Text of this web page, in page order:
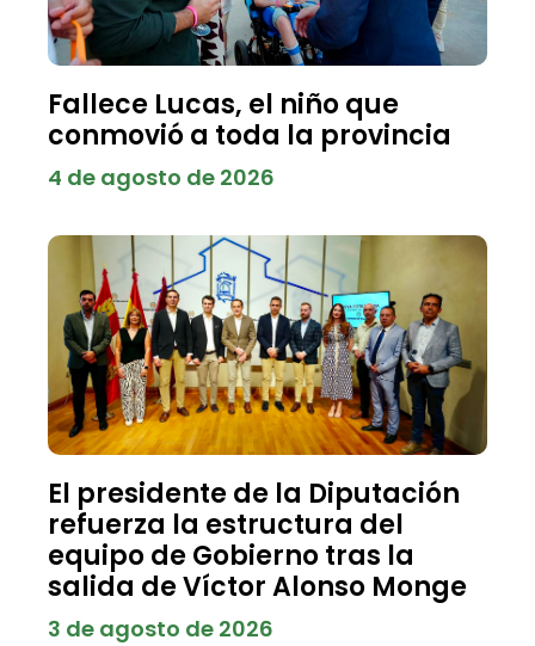
Fallece Lucas, el niño que
conmovió a toda la provincia
4 de agosto de 2026
El presidente de la Diputación
refuerza la estructura del
equipo de Gobierno tras la
salida de Víctor Alonso Monge
3 de agosto de 2026